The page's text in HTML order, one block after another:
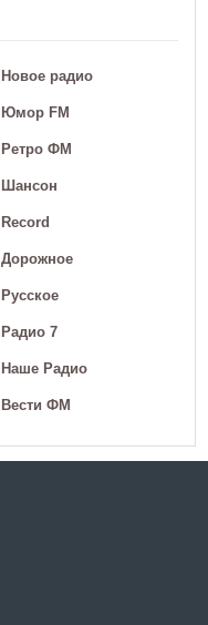
Новое радио
Юмор FM
Ретро ФМ
Шансон
Record
Дорожное
Русское
Радио 7
Наше Радио
Вести ФМ